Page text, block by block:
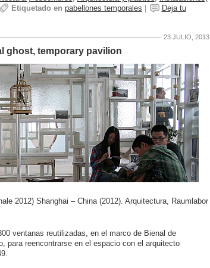
Etiquetado en pabellones temporales
Deja tu
23 JULIO, 2013
ghost, temporary pavilion
2012) Shanghai – China (2012). Arquitectura, Raumlabor
ventanas reutilizadas, en el marco de Bienal de
para reencontrarse en el espacio con el arquitecto